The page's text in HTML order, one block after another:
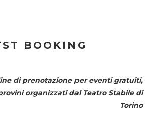
BOOKING
di prenotazione per eventi gratuiti,
organizzati dal Teatro Stabile di
Torino